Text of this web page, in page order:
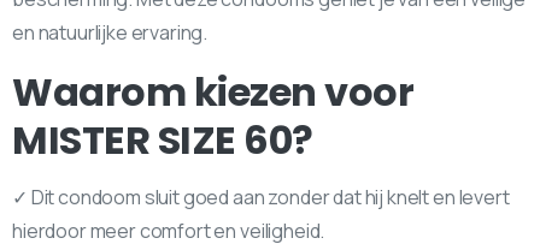
en natuurlijke ervaring.
Waarom kiezen voor
MISTER SIZE 60?
✓ Dit condoom sluit goed aan zonder dat hij knelt en levert
hierdoor meer comfort en veiligheid.